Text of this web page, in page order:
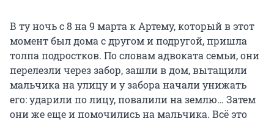
В ту ночь с 8 на 9 марта к Артему, который в этот
момент был дома с другом и подругой, пришла
толпа подростков. По словам адвоката семьи, они
перелезли через забор, зашли в дом, вытащили
мальчика на улицу и у забора начали унижать
его: ударили по лицу, повалили на землю… Затем
они же еще и помочились на мальчика. Всё это